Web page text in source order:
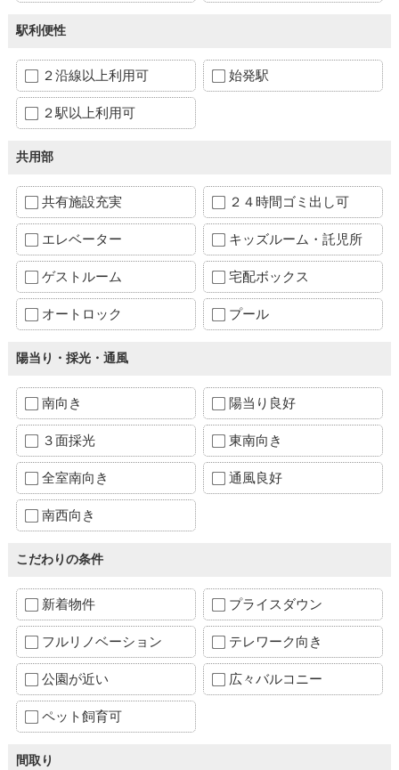
駅利便性
２沿線以上利用可 始発駅
２駅以上利用可
共用部
共有施設充実 ２４時間ゴミ出し可
エレベーター キッズルーム・託児所
ゲストルーム 宅配ボックス
オートロック プール
陽当り・採光・通風
南向き 陽当り良好
３面採光 東南向き
全室南向き 通風良好
南西向き
こだわりの条件
新着物件 プライスダウン
フルリノベーション テレワーク向き
公園が近い 広々バルコニー
ペット飼育可
間取り